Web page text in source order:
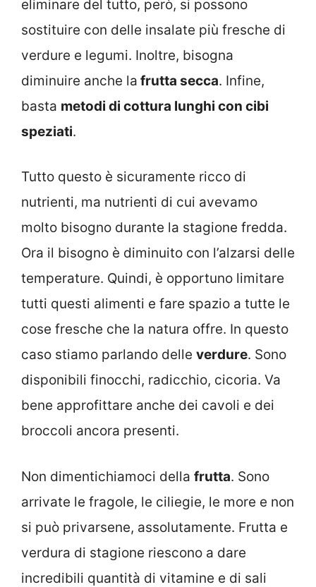
eliminare del tutto, però, si possono
sostituire con delle insalate più fresche di
verdure e legumi. Inoltre, bisogna
diminuire anche la frutta secca. Infine,
basta metodi di cottura lunghi con cibi
speziati.
Tutto questo è sicuramente ricco di
nutrienti, ma nutrienti di cui avevamo
molto bisogno durante la stagione fredda.
Ora il bisogno è diminuito con l’alzarsi delle
temperature. Quindi, è opportuno limitare
tutti questi alimenti e fare spazio a tutte le
cose fresche che la natura offre. In questo
caso stiamo parlando delle verdure. Sono
disponibili finocchi, radicchio, cicoria. Va
bene approfittare anche dei cavoli e dei
broccoli ancora presenti.
Non dimentichiamoci della frutta. Sono
arrivate le fragole, le ciliegie, le more e non
si può privarsene, assolutamente. Frutta e
verdura di stagione riescono a dare
incredibili quantità di vitamine e di sali